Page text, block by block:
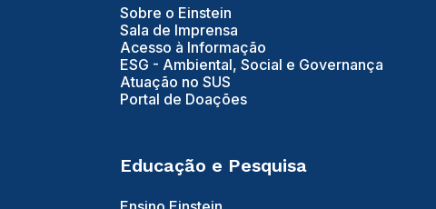
Sobre o Einstein
Sala de Imprensa
Acesso à Informação
ESG - Ambiental, Social e Governança
Atuação no SUS
Portal de Doações
Educação e Pesquisa